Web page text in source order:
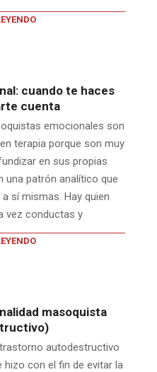
cuando te haces
cuenta
emocionales son
terapia porque son muy
en sus propias
una patrón analítico que
sí mismas. Hay quien
vez conductas y
masoquista
autodestructivo
hizo con el fin de evitar la